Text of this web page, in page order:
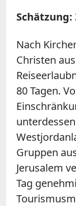
Nach
Christen
80 Tagen.
Gruppen
Jerusalem
Tag